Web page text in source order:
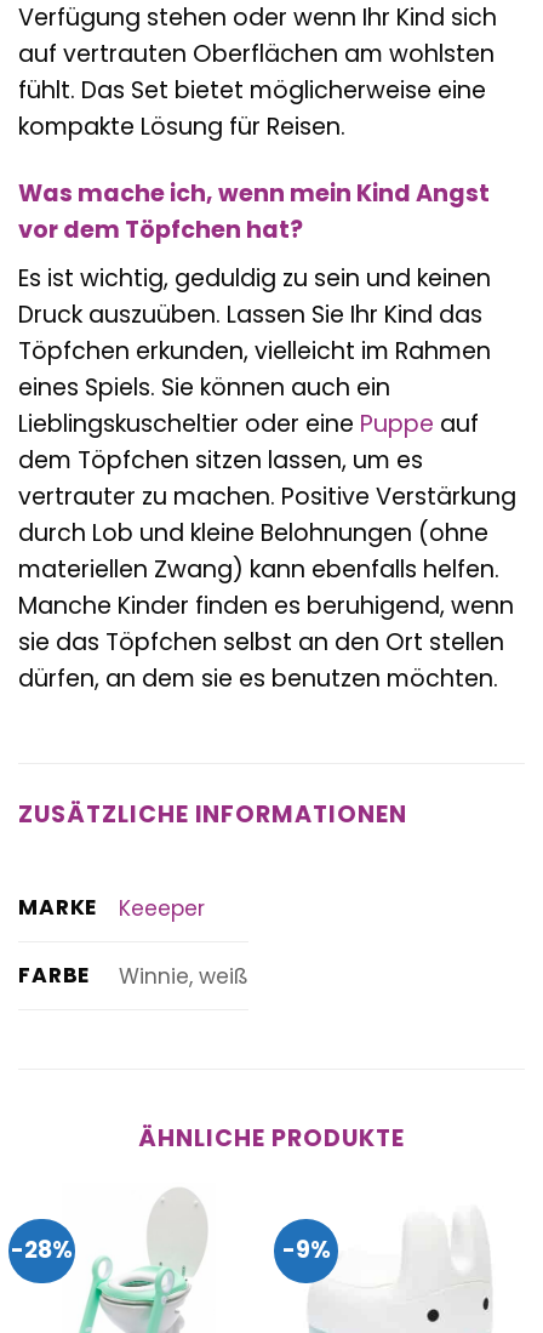
Verfügung stehen oder wenn Ihr Kind sich
auf vertrauten Oberflächen am wohlsten
fühlt. Das Set bietet möglicherweise eine
kompakte Lösung für Reisen.
Was mache ich, wenn mein Kind Angst
vor dem Töpfchen hat?
Es ist wichtig, geduldig zu sein und keinen
Druck auszuüben. Lassen Sie Ihr Kind das
Töpfchen erkunden, vielleicht im Rahmen
eines Spiels. Sie können auch ein
Lieblingskuscheltier oder eine Puppe auf
dem Töpfchen sitzen lassen, um es
vertrauter zu machen. Positive Verstärkung
durch Lob und kleine Belohnungen (ohne
materiellen Zwang) kann ebenfalls helfen.
Manche Kinder finden es beruhigend, wenn
sie das Töpfchen selbst an den Ort stellen
dürfen, an dem sie es benutzen möchten.
ZUSÄTZLICHE INFORMATIONEN
MARKE Keeeper
FARBE Winnie, weiß
ÄHNLICHE PRODUKTE
-28% -9%